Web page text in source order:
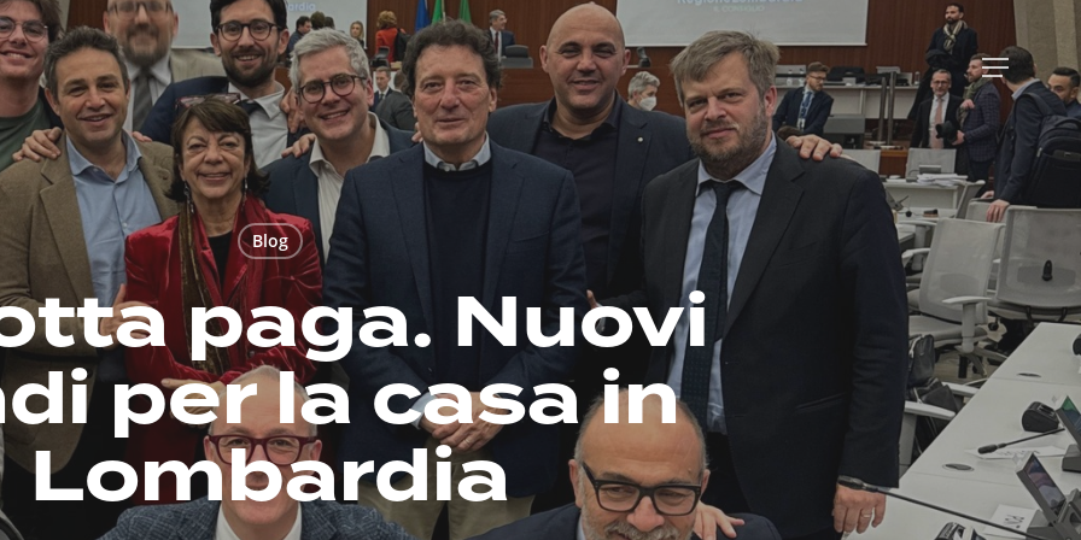
Menu
Blog
paga. Nuovi
per la casa in
Lombardia